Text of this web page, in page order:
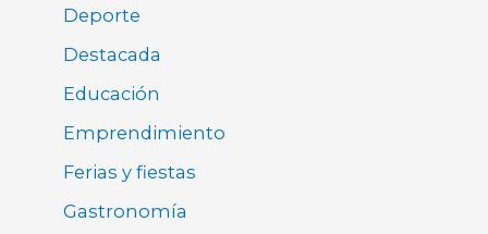
Deporte
Destacada
Educación
Emprendimiento
Ferias y fiestas
Gastronomía